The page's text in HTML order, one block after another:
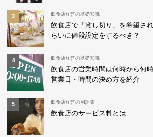
飲食店経営の基礎知識
飲食店で「貸し切り」を希望さ
らいに値段設定をするべき？
飲食店経営の基礎知識
飲食店の営業時間は何時から何
営業日・時間の決め方を紹介
飲食店経営の用語集
飲食店のサービス料とは